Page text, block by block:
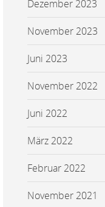
Dezember 2023
November 2023
Juni 2023
November 2022
Juni 2022
März 2022
Februar 2022
November 2021